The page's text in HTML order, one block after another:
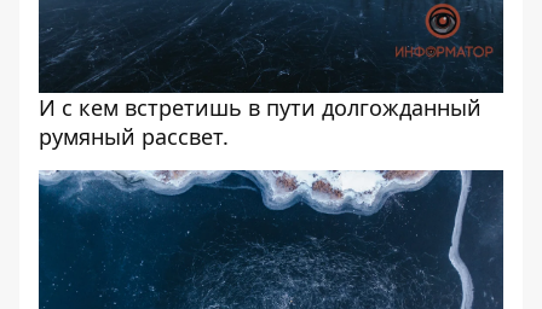
И с кем встретишь в пути долгожданный
румяный рассвет.